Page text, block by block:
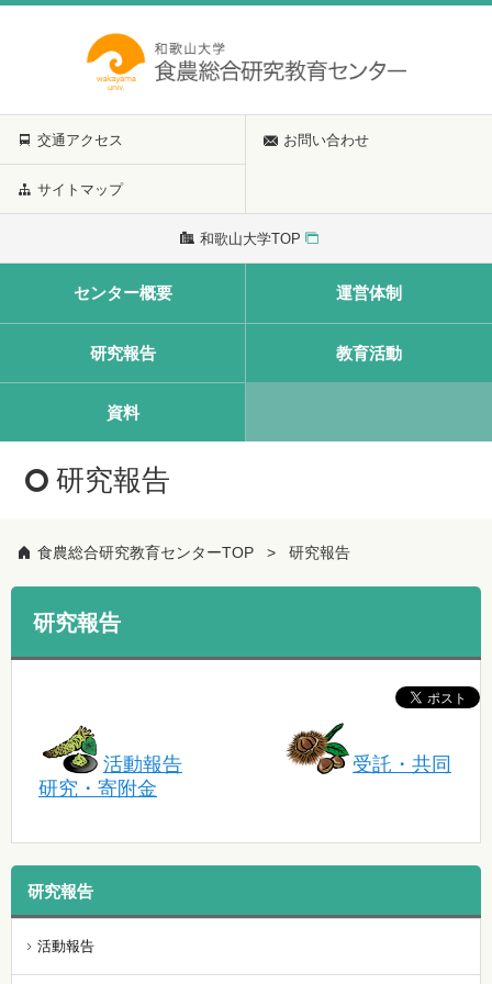
交通アクセス お問い合わせ
サイトマップ
和歌山大学TOP
センター概要 運営体制
研究報告 教育活動
資料
研究報告
食農総合研究教育センターTOP 研究報告
研究報告
活動報告
受託・共同
研究・寄附金
研究報告
活動報告